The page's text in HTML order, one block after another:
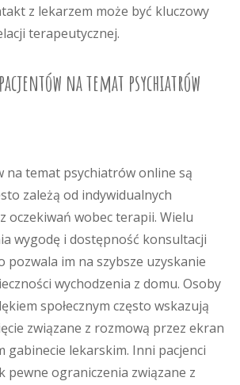
z lekarzem może być kluczowy
terapeutycznej.
na temat psychiatrów
na temat psychiatrów online są
zależą od indywidualnych
oczekiwań wobec terapii. Wielu
wygodę i dostępność konsultacji
pozwala im na szybsze uzyskanie
wychodzenia z domu. Osoby
społecznym często wskazują
związane z rozmową przez ekran
gabinecie lekarskim. Inni pacjenci
pewne ograniczenia związane z